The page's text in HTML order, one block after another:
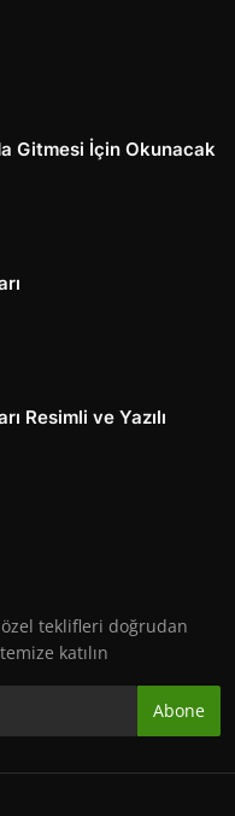
Gitmesi İçin Okunacak
Resimli ve Yazılı
teklifleri doğrudan
katılın
Abone